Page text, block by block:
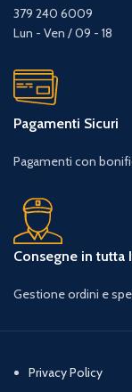
379 240 6009
Lun - Ven / 09 - 18
Pagamenti Sicuri
Pagamenti con
Consegne in tutta
Gestione ordini e
Privacy Policy